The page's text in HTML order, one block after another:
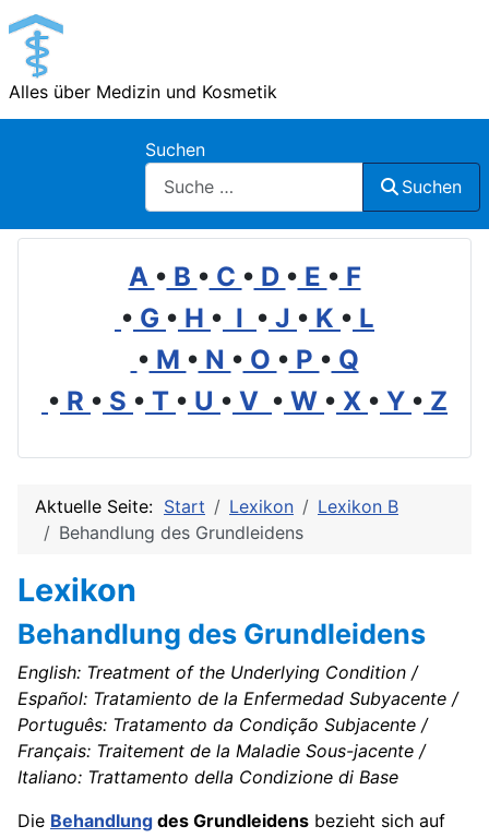
Alles über Medizin und Kosmetik
Suchen
Suchen
A • B • C • D • E • F
• G • H • I • J • K • L
• M • N • O • P • Q
• R • S • T • U • V • W • X • Y • Z
Aktuelle Seite: Start Lexikon
Lexikon B
Behandlung des Grundleidens
Lexikon
Behandlung des Grundleidens
English: Treatment of the Underlying Condition /
Español: Tratamiento de la Enfermedad Subyacente /
Português: Tratamento da Condição Subjacente /
Français: Traitement de la Maladie Sous-jacente /
Italiano: Trattamento della Condizione di Base
Die Behandlung des Grundleidens bezieht sich auf